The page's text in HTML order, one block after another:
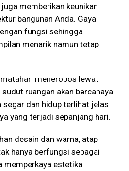
memberikan keunikan
bangunan Anda. Gaya
fungsi sehingga
menarik namun tetap
menerobos lewat
ruangan akan bercahaya
segar dan hidup terlihat jelas
yang terjadi sepanjang hari.
desain dan warna, atap
hanya berfungsi sebagai
memperkaya estetika